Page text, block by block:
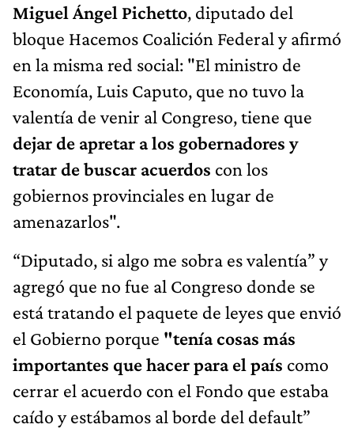
Miguel Ángel Pichetto, diputado del
bloque Hacemos Coalición Federal y afirmó
en la misma red social: "El ministro de
Economía, Luis Caputo, que no tuvo la
valentía de venir al Congreso, tiene que
dejar de apretar a los gobernadores y
tratar de buscar acuerdos con los
gobiernos provinciales en lugar de
amenazarlos".
“Diputado, si algo me sobra es valentía” y
agregó que no fue al Congreso donde se
está tratando el paquete de leyes que envió
el Gobierno porque "tenía cosas más
importantes que hacer para el país como
cerrar el acuerdo con el Fondo que estaba
caído y estábamos al borde del default”